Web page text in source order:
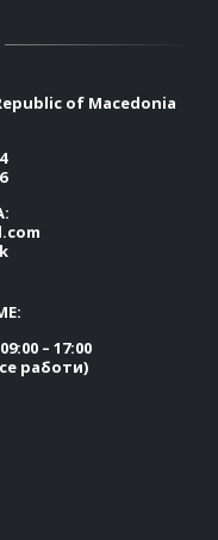
of Macedonia
– 17:00
работи)